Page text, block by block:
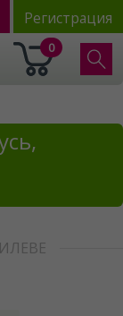
Регистрация
0